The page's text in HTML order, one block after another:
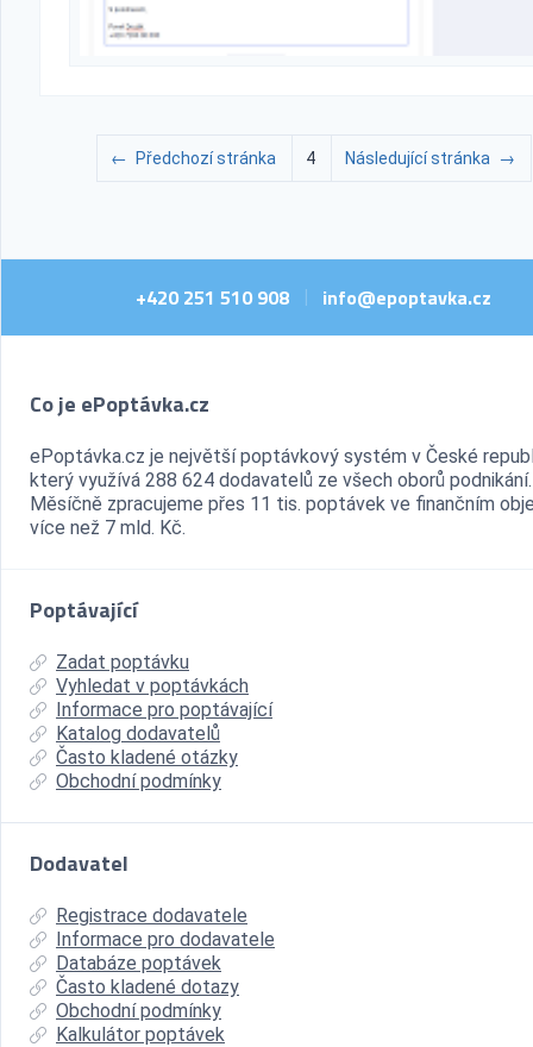
← Předchozí stránka 4 Následující stránka →
+420 251 510 908 | info@epoptavka.cz
Co je ePoptávka.cz
ePoptávka.cz je největší poptávkový systém v České
který využívá 288 624 dodavatelů ze všech oborů podnikání.
Měsíčně zpracujeme přes 11 tis. poptávek ve finančním
více než 7 mld. Kč.
Poptávající
Zadat poptávku
Vyhledat v poptávkách
Informace pro poptávající
Katalog dodavatelů
Často kladené otázky
Obchodní podmínky
Dodavatel
Registrace dodavatele
Informace pro dodavatele
Databáze poptávek
Často kladené dotazy
Obchodní podmínky
Kalkulátor poptávek